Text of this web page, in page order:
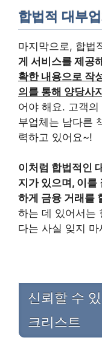
합법적 대부
마지막으로, 합법
게 서비스를 제공
확한 내용으로 작
의를 통해 양당사
어야 해요. 고객
부업체는 남다른
력하고 있어요~!
이처럼 합법적인
지가 있으며, 이를
하게 금융 거래를
하는 데 있어서는
다는 사실 잊지 마
신뢰할 수
크리스트